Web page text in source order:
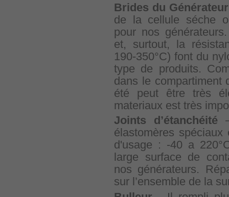
Brides du
de la cellule séche
pour nos
et, surtout, la
190-350°C) font du
type de produits.
dans le compartiment
été peut être très
materiaux est très
Joints d’étanchéité
élastomères
d'usage : -40 a
large surface de
nos générateurs.
sur l’ensemble de la